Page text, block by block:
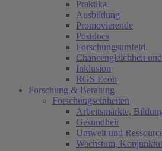
Praktika
Ausbildung
Promovierende
Postdocs
Forschungsumfeld
Chancengleichheit
Inklusion
RGS Econ
Forschung & Beratung
Forschungseinheiten
Arbeitsmärkte,
Gesundheit
Umwelt und
Wachstum,